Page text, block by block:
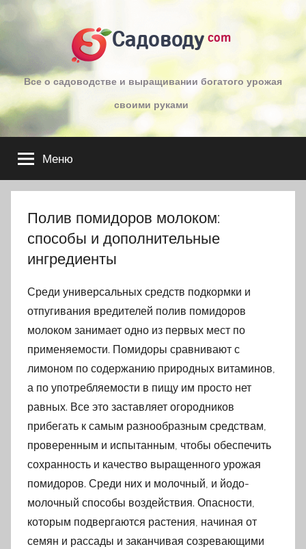
к
Садоводу com
Все о садоводстве и выращивании богатого урожая
своими руками
Меню
Полив помидоров молоком:
способы и дополнительные
ингредиенты
Среди универсальных средств подкормки и
отпугивания вредителей полив помидоров
молоком занимает одно из первых мест по
применяемости. Помидоры сравнивают с
лимоном по содержанию природных витаминов,
а по употребляемости в пищу им просто нет
равных. Все это заставляет огородников
прибегать к самым разнообразным средствам,
проверенным и испытанным, чтобы обеспечить
сохранность и качество выращенного урожая
помидоров. Среди них и молочный, и йодо-
молочный способы воздействия. Опасности,
которым подвергаются растения, начиная от
семян и рассады и заканчивая созревающими